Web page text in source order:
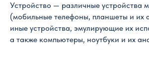
Устройство — различные устройства
(мобильные телефоны, планшеты и их
иные устройства, эмулирующие их
а также компьютеры, ноутбуки и их